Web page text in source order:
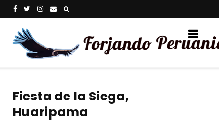
Fiesta de la Siega,
Huaripama